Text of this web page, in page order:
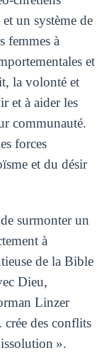
un système de
femmes à
et
la volonté et
et à aider les
communauté.
forces
et du désir
surmonter un
à
de la Bible
Dieu,
Linzer
des conflits
».